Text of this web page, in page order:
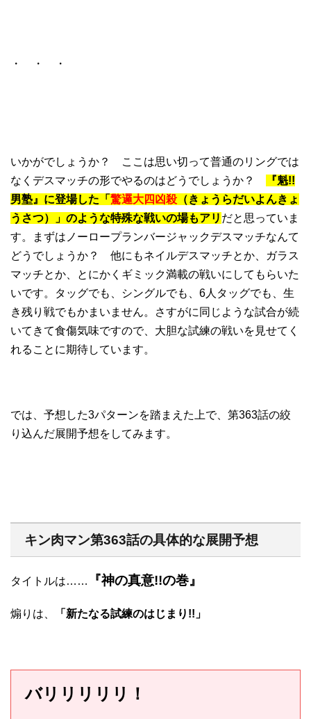
・ ・ ・
いかがでしょうか？ ここは思い切って普通のリングでは
なくデスマッチの形でやるのはどうでしょうか？
『魁!!
男塾』に登場した「 驚邏大四凶殺 （きょうらだいよんきょ
うさつ）」のような特殊な戦いの場もアリ だと思っていま
す。まずはノーロープランバージャックデスマッチなんて
どうでしょうか？ 他にもネイルデスマッチとか、ガラス
マッチとか、とにかくギミック満載の戦いにしてもらいた
いです。タッグでも、シングルでも、6人タッグでも、生
き残り戦でもかまいません。さすがに同じような試合が続
いてきて食傷気味ですので、大胆な試練の戦いを見せてく
れることに期待しています。
では、予想した3パターンを踏まえた上で、第363話の絞
り込んだ展開予想をしてみます。
キン肉マン第363話の具体的な展開予想
タイトルは…… 『神の真意!!の巻』
煽りは、 「新たなる試練のはじまり!!」
バリリリリリ！